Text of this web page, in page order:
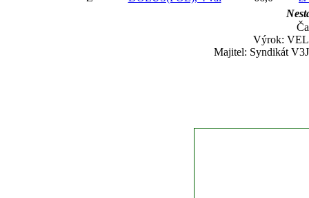
Výrok:
Majitel: Syndikát